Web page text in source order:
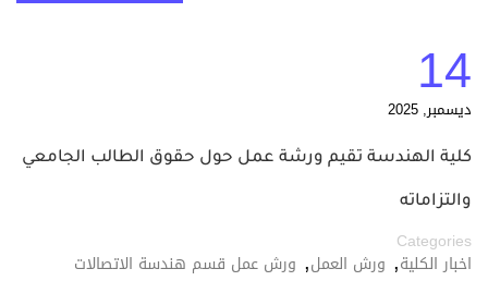
14
ديسمبر, 2025
كلية الهندسة تقيم ورشة عمل حول حقوق الطالب الجامعي
والتزاماته
Categories
اخبار الكلية, ورش العمل, ورش عمل قسم هندسة الاتصالات